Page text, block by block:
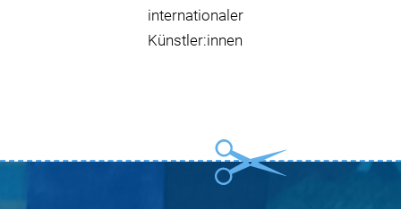
internationaler
Künstler:innen